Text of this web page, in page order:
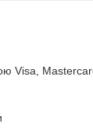
Visa,